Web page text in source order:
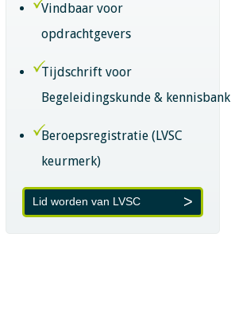
Vindbaar voor
opdrachtgevers
Tijdschrift voor
Begeleidingskunde & kennisbank
Beroepsregistratie (LVSC
keurmerk)
Lid worden van LVSC